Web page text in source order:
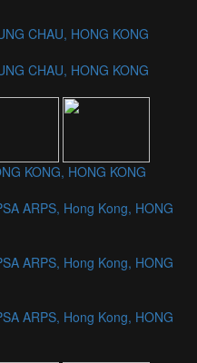
CHAU, HONG KONG
CHAU, HONG KONG
KONG, HONG KONG
ARPS, Hong Kong, HONG
ARPS, Hong Kong, HONG
ARPS, Hong Kong, HONG